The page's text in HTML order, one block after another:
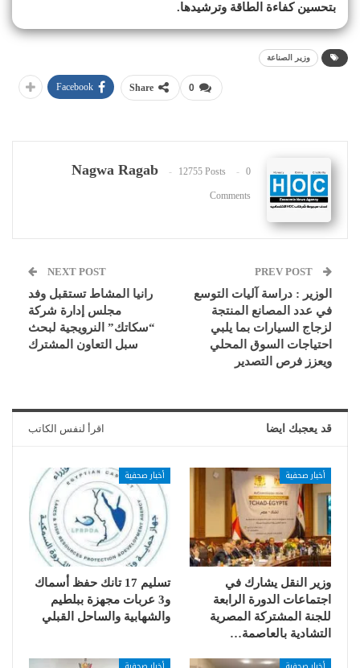
بتحسين كفاءة الطاقة وترشيدها.
وزير الصناعة
0
Share
Facebook
Nagwa Ragab 12755 Posts 0
Comments
الوزير : دراسة آليات التوسع
في عدد المصانع المنتجة
لزجاج السيارات بما يلبي
احتياجات السوق المحلي
ويعزز فرص التصدير
NEXT POST
رانيا المشاط تستقبل وفد
مجلس إدارة شركة
“سكاتك” النرويجية لبحث
سبل التعاون المشترك
قد يعجبك ايضا اقرأ لنفس الكاتب
أخبار صحفية
وزير النقل يشارك في
اجتماعات الدورة الرابعة
للجنة المشتركة المصرية
التشادية بالعاصمة…
أخبار صحفية
تسليم 17 تانك حفظ أسماك
و3 عربات مجهزة ببلطيم
والشهابية والساحل القبلي